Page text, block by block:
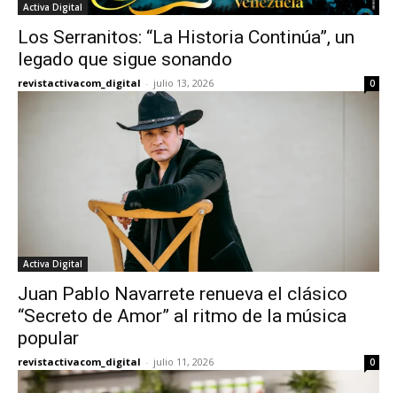
Activa Digital
Los Serranitos: “La Historia Continúa”, un
legado que sigue sonando
revistactivacom_digital - julio 13, 2026 0
Activa Digital
Juan Pablo Navarrete renueva el clásico
“Secreto de Amor” al ritmo de la música
popular
revistactivacom_digital - julio 11, 2026 0